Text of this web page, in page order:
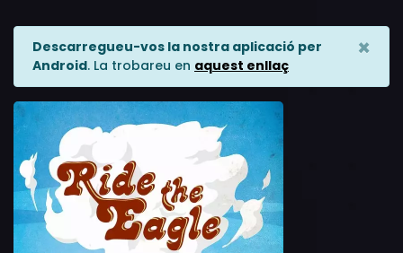
Descarregueu-vos la nostra aplicació per
Android. La trobareu en aquest enllaç
×